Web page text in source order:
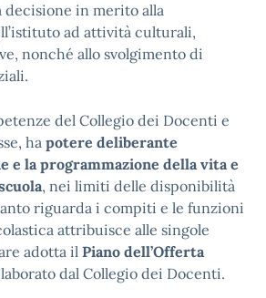
decisione in merito alla
ad attività culturali,
nonché allo svolgimento di
del Collegio dei Docenti e
ha potere deliberante
e la programmazione della vita e
, nei limiti delle disponibilità
riguarda i compiti e le funzioni
attribuisce alle singole
adotta il Piano dell’Offerta
dal Collegio dei Docenti.